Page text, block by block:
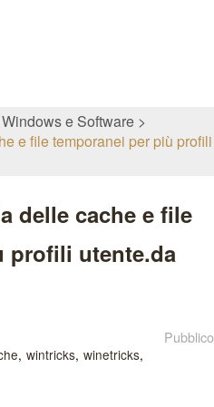
e Software
e file temporanei per più profili
delle cache e file
profili utente.da
Pubblico
wintricks winetricks